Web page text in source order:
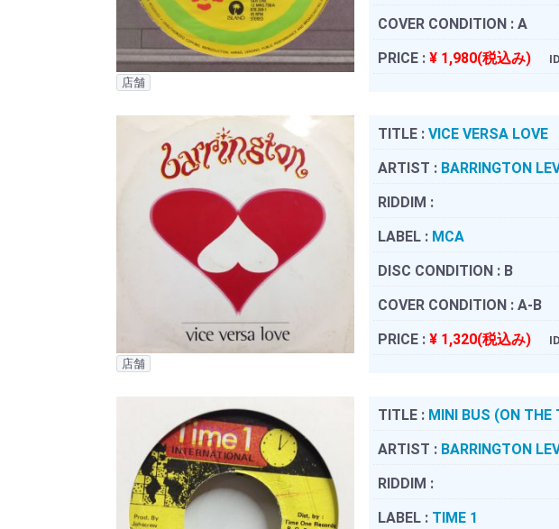
店舗
COVER CONDITION : A
PRICE : ¥ 1,980(税込み)
店舗
TITLE : VICE VERSA LOVE
ARTIST : BARRINGTON
RIDDIM :
LABEL : MCA
DISC CONDITION : B
COVER CONDITION : A-B
PRICE : ¥ 1,320(税込み)
TITLE : MINI BUS (ON THE
ARTIST : BARRINGTON
RIDDIM :
LABEL : TIME 1